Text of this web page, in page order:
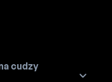
cudzy